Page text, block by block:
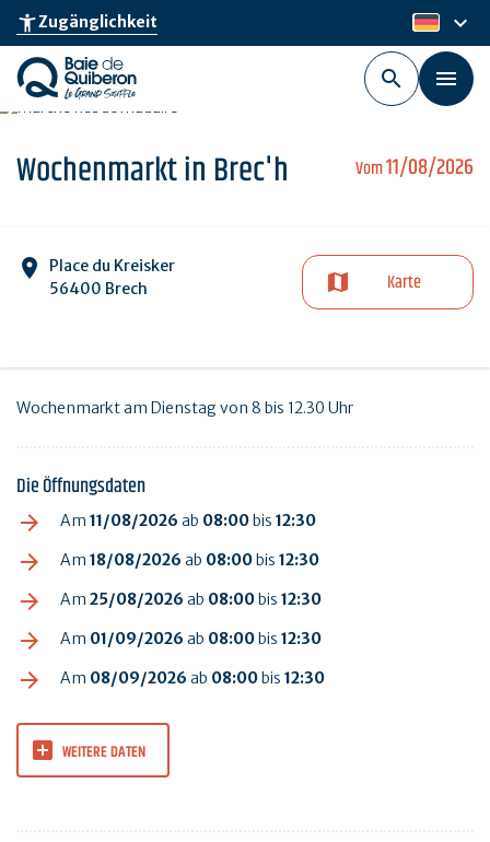
Skip
main
content
accessibility_newZugänglichkeit de
keyboard_arrow_down
Vom11/08/2026
Wochenmarkt in Brec'h
Place du Kreisker
56400 Brech
Karte
Wochenmarkt am Dienstag von 8 bis 12.30 Uhr
Die Öffnungsdaten
Am 11/08/2026 ab 08:00bis 12:30
Am 18/08/2026 ab 08:00bis 12:30
Am 25/08/2026 ab 08:00bis 12:30
Am 01/09/2026 ab 08:00bis 12:30
Am 08/09/2026 ab 08:00bis 12:30
WEITERE DATEN